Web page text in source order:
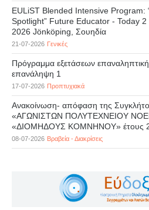
EULiST Blended Intensive Program:
Spotlight” Future Educator - Today 2
2026 Jönköping, Σουηδία
21-07-2026 Γενικές
Πρόγραμμα εξετάσεων
επανάληψη 1
17-07-2026 Προπτυχιακά
Ανακοίνωση- απόφαση της
«ΑΓΩΝΙΣΤΩΝ ΠΟΛΥΤΕΧΝΕΙΟΥ
«ΔΙΟΜΗΔΟΥΣ ΚΟΜΝΗΝΟΥ» έτους
08-07-2026 Βραβεία - Διακρίσεις